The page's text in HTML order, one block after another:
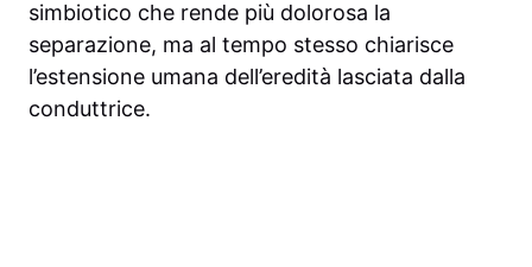
simbiotico che rende più dolorosa la
separazione, ma al tempo stesso chiarisce
l’estensione umana dell’eredità lasciata dalla
conduttrice.